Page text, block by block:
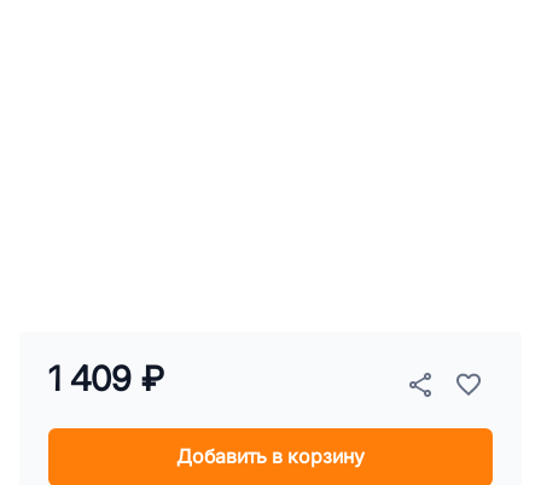
1 409 ₽
Добавить в корзину